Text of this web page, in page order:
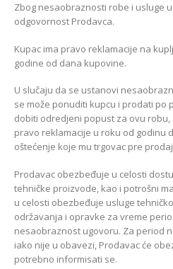
Zbog nesaobraznosti robe i usluge
odgovornost Prodavca.
Kupac ima pravo reklamacije na
godine od dana kupovine.
U slučaju da se ustanovi
se može ponuditi kupcu i prodati po
dobiti odredjeni popust za ovu
pravo reklamacije u roku od godinu
oštećenje koje mu trgovac pre
Prodavac obezbeđuje u celosti
tehničke proizvode, kao i potrošni
u celosti obezbeđuje usluge
održavanja i opravke za vreme
nesaobraznost ugovoru. Za period
iako nije u obavezi, Prodavac će
potrebno informisati se.